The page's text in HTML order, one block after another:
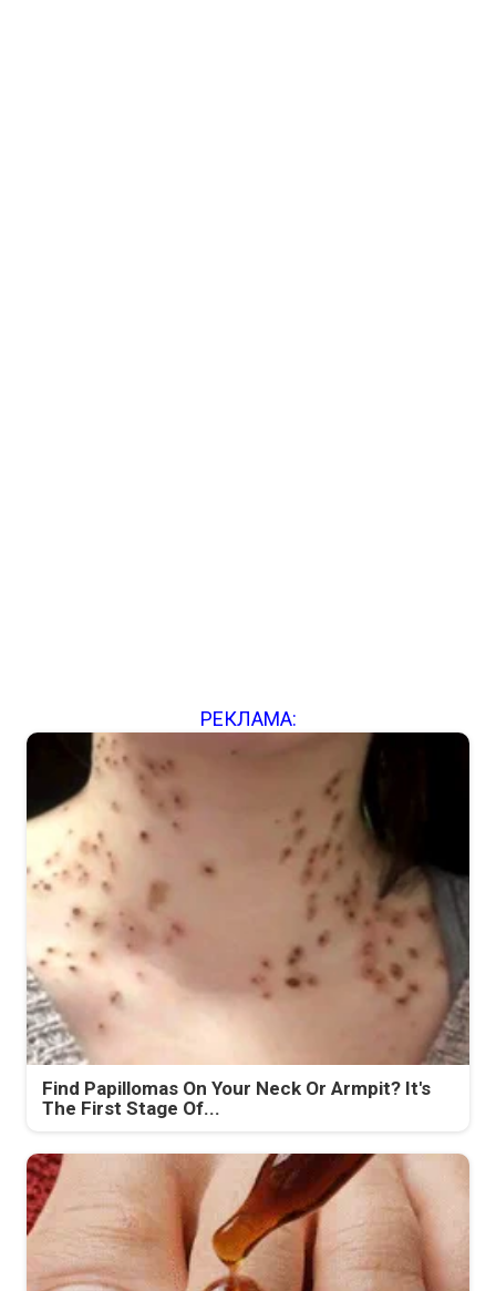
РЕКЛАМА:
Find Papillomas On Your Neck Or Armpit? It's
The First Stage Of...